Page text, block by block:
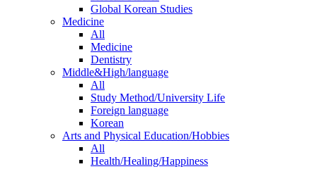
Global Korean Studies
Medicine
All
Medicine
Dentistry
Middle&High/language
All
Study Method/University Life
Foreign language
Korean
Arts and Physical Education/Hobbies
All
Health/Healing/Happiness